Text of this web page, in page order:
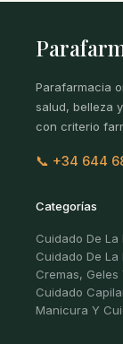
Parafarmacia
salud, belleza
con criterio
📞 +34 644
Categorías
Cuidado De La
Cuidado De La
Cremas, Geles
Cuidado
Manicura Y